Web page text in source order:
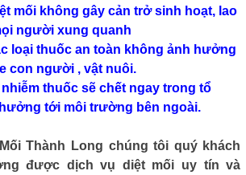
mối không gây cản trở sinh hoạt, lao
người xung quanh
loại thuốc an toàn không ảnh hưởng
con người , vật nuôi.
nhiễm thuốc sẽ chết ngay trong tổ
tới môi trường bên ngoài.
Thành Long chúng tôi quý khách
được dịch vụ diệt mối uy tín và